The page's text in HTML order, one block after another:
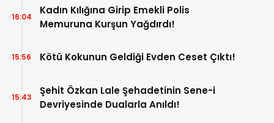
Kadın Kılığına Girip Emekli Polis
Memuruna Kurşun Yağdırdı!
16:04
Kötü Kokunun Geldiği Evden Ceset Çıktı!
15:56
Şehit Özkan Lale Şehadetinin Sene-i
Devriyesinde Dualarla Anıldı!
15:43